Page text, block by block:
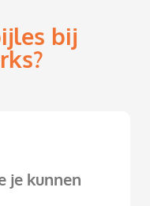
bij
je kunnen